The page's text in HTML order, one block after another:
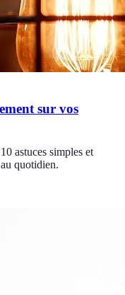
sur vos
astuces simples et
quotidien.